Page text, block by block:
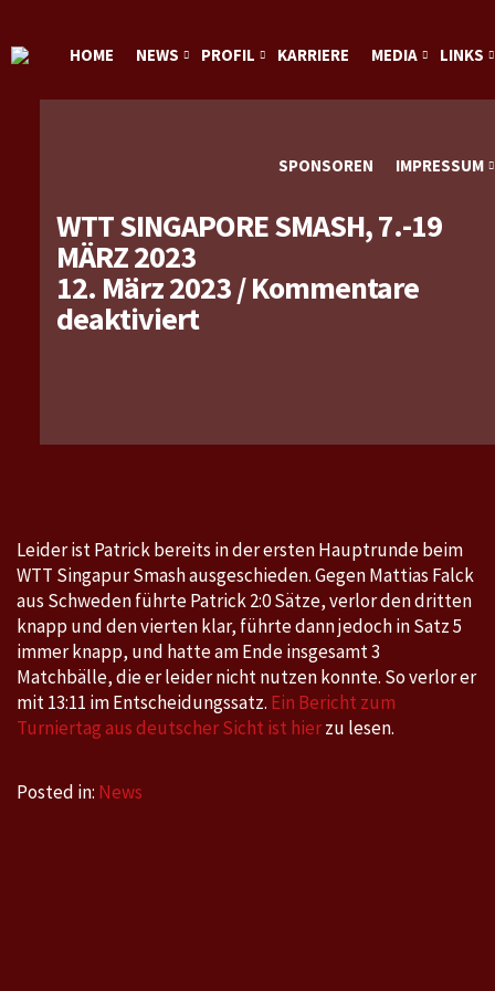
HOME NEWS PROFIL KARRIERE MEDIA LINKS
SPONSOREN IMPRESSUM
WTT SINGAPORE SMASH, 7.-19
MÄRZ 2023
12. März 2023/Kommentare
deaktiviertfür
7.-19
Leider ist Patrick bereits in der ersten Hauptrunde beim
WTT Singapur Smash ausgeschieden. Gegen Mattias Falck
aus Schweden führte Patrick 2:0 Sätze, verlor den dritten
knapp und den vierten klar, führte dann jedoch in Satz 5
immer knapp, und hatte am Ende insgesamt 3
Matchbälle, die er leider nicht nutzen konnte. So verlor er
mit 13:11 im Entscheidungssatz. Ein Bericht zum
Turniertag aus deutscher Sicht ist hierzu lesen.
Posted in: News